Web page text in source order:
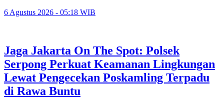
6 Agustus 2026 - 05:18 WIB
Jaga Jakarta On The Spot: Polsek
Serpong Perkuat Keamanan Lingkungan
Lewat Pengecekan Poskamling Terpadu
di Rawa Buntu